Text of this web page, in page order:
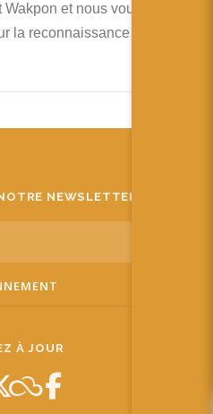
et nous vous invitons
la reconnaissance d’objets
NEWSLETTER
À JOUR